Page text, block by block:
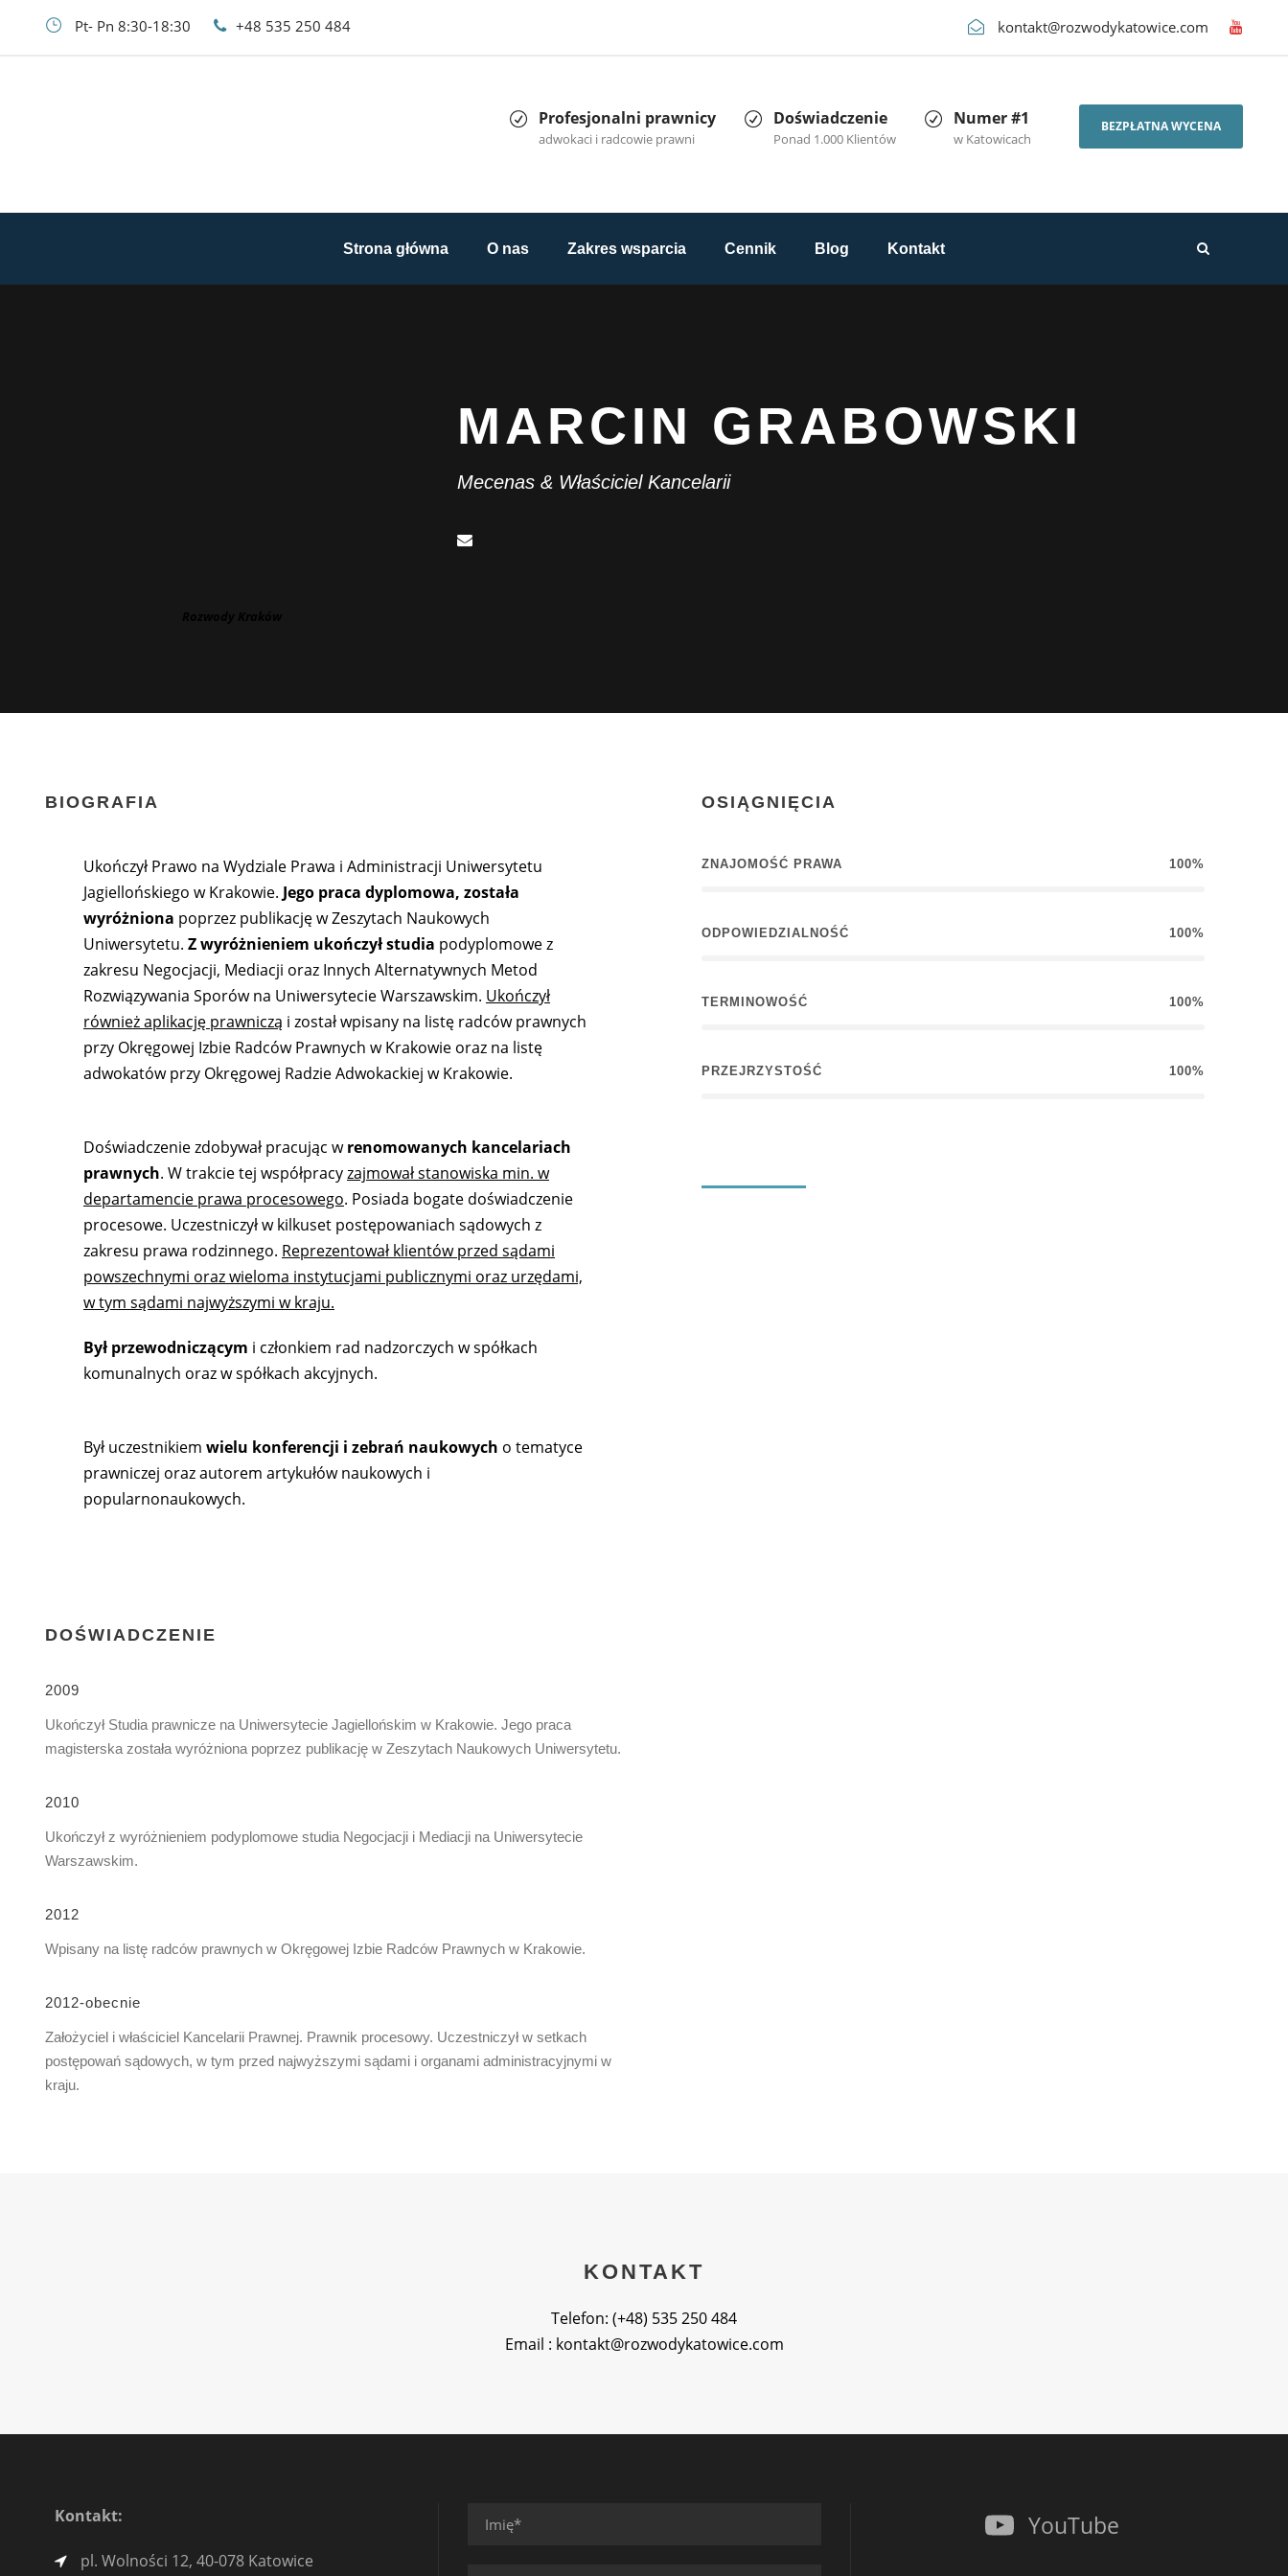
Pt- Pn 8:30-18:30 +48 535 250 484 kontakt@rozwodykatowice.com
Profesjonalni prawnicy
adwokaci i radcowie prawni
Doświadczenie
Ponad 1.000 Klientów
Numer #1
w Katowicach
BEZPŁATNA WYCENA
Strona główna O nas Zakres wsparcia Cennik Blog Kontakt
MARCIN GRABOWSKI
Mecenas & Właściciel Kancelarii
BIOGRAFIA
Ukończył Prawo na Wydziale Prawa i Administracji Uniwersytetu
Jagiellońskiego w Krakowie. Jego praca dyplomowa, została
wyróżniona poprzez publikację w Zeszytach Naukowych
Uniwersytetu. Z wyróżnieniem ukończył studia podyplomowe z
zakresu Negocjacji, Mediacji oraz Innych Alternatywnych Metod
Rozwiązywania Sporów na Uniwersytecie Warszawskim. Ukończył
również aplikację prawniczą i został wpisany na listę radców prawnych
przy Okręgowej Izbie Radców Prawnych w Krakowie oraz na listę
adwokatów przy Okręgowej Radzie Adwokackiej w Krakowie.
Doświadczenie zdobywał pracując wrenomowanych kancelariach
prawnych. W trakcie tej współpracyzajmował stanowiska min. w
departamencie prawa procesowego. Posiada bogate doświadczenie
procesowe. Uczestniczył w kilkuset postępowaniach sądowych z
zakresu prawa rodzinnego. Reprezentował klientów przed sądami
powszechnymi oraz wieloma instytucjami publicznymi oraz urzędami,
w tym sądami najwyższymi w kraju.
Był przewodniczącym i członkiem rad nadzorczych w spółkach
komunalnych oraz w spółkach akcyjnych.
Był uczestnikiem wielu konferencji i zebrań naukowych o tematyce
prawniczej oraz autorem artykułów naukowych i
popularnonaukowych.
DOŚWIADCZENIE
2009
Ukończył Studia prawnicze na Uniwersytecie Jagiellońskim w Krakowie. Jego praca
magisterska została wyróżniona poprzez publikację w Zeszytach Naukowych Uniwersytetu.
2010
Ukończył z wyróżnieniem podyplomowe studia Negocjacji i Mediacji na Uniwersytecie
Warszawskim.
2012
Wpisany na listę radców prawnych w Okręgowej Izbie Radców Prawnych w Krakowie.
2012-obecnie
Założyciel i właściciel Kancelarii Prawnej. Prawnik procesowy. Uczestniczył w setkach
postępowań sądowych, w tym przed najwyższymi sądami i organami administracyjnymi w
kraju.
OSIĄGNIĘCIA
ZNAJOMOŚĆ PRAWA 100%
ODPOWIEDZIALNOŚĆ 100%
TERMINOWOŚĆ 100%
PRZEJRZYSTOŚĆ 100%
KONTAKT
Telefon: (+48) 535 250 484
Email : kontakt@rozwodykatowice.com
Kontakt:
pl. Wolności 12, 40-078 Katowice
YouTube